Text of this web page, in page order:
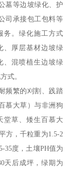
墓等边坡绿化、护
司承接包工包料等
务。绿化施工方式
、厚层基材边坡绿
、混喷植生边坡绿
式。
频繁的刈割、践踏
慕大草）与非洲狗
堂草、矮生百慕大
方，千粒重为1.5-2
35度，土壤PH值为
天后成坪，绿期为